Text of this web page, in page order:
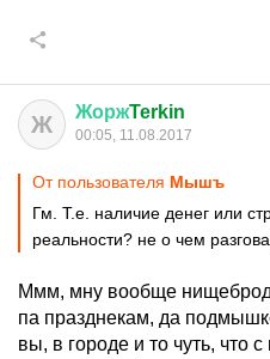
Ж ЖоржTerkin
00:05, 11.08.2017
От пользователя Мышъ
Гм. Т.е. наличие денег или
реальности? не о чем
Ммм, мну вообще
па празднекам, да
вы, в городе и то чуть, что